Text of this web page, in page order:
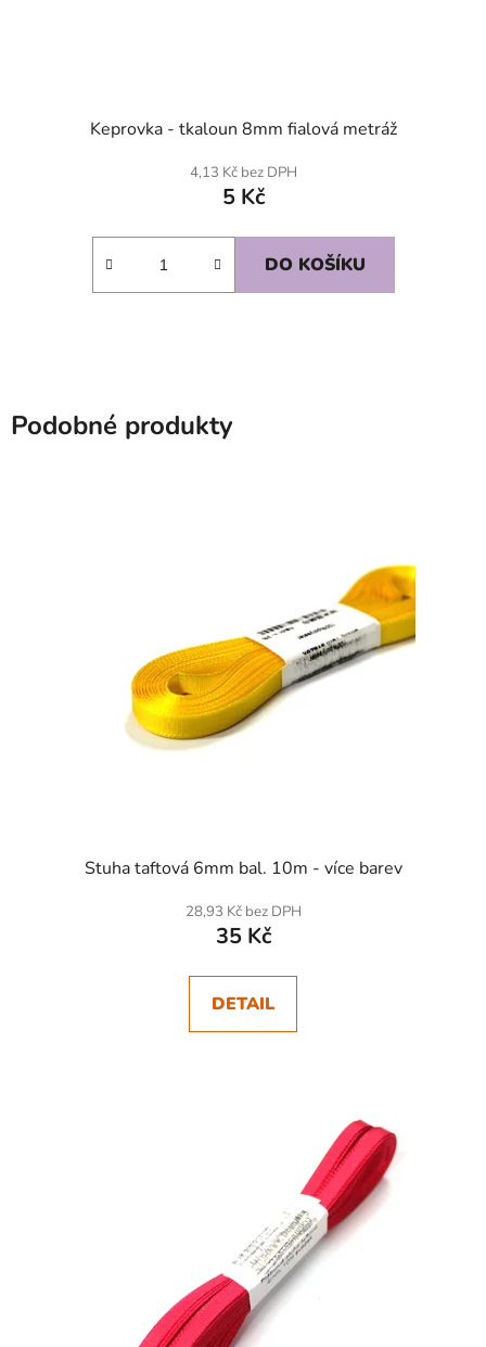
Keprovka - tkaloun 8mm fialová metráž
4,13 Kč bez DPH
5 Kč
DO KOŠÍKU
Podobné produkty
Stuha taftová 6mm bal. 10m - více barev
28,93 Kč bez DPH
35 Kč
DETAIL